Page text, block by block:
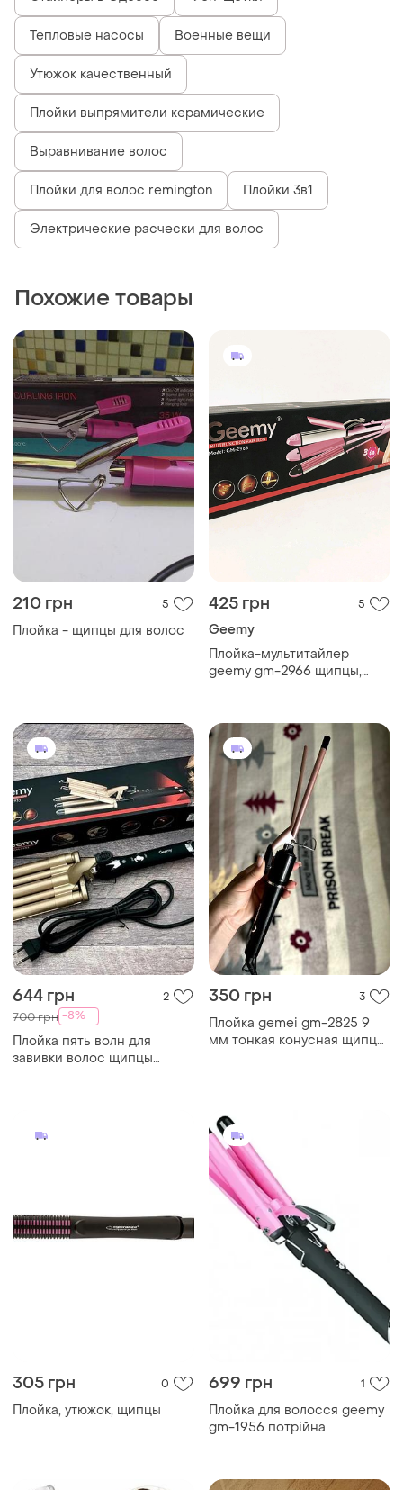
Тепловые насосы Военные вещи
Утюжок качественный
Плойки выпрямители керамические
Выравнивание волос
Плойки для волос remington Плойки 3в1
Электрические расчески для волос
Похожие товары
210 грн 5
Плойка - щипцы для волос
425 грн 5
Geemy
Плойка-мультитайлер
geemy gm-2966 щипцы,
644 грн 2
700 грн -8%
Плойка пять волн для
завивки волос щипцы
350 грн 3
Плойка gemei gm-2825 9
мм тонкая конусная щипцы
305 грн 0
Плойка, утюжок, щипцы
699 грн 1
Плойка для волосся geemy
gm-1956 потрійна